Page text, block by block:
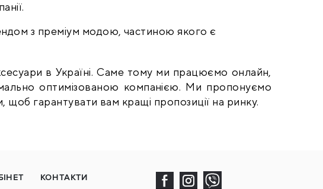
в Україні. Саме тому ми працюємо онлайн,
оптимізованою компанією. Ми пропонуємо
щоб гарантувати вам кращі пропозиції на ринку.
КОНТАКТИ